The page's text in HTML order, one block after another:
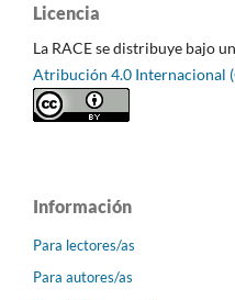
Licencia
La RACE se distribuye bajo
Atribución 4.0 Internacional
Información
Para lectores/as
Para autores/as